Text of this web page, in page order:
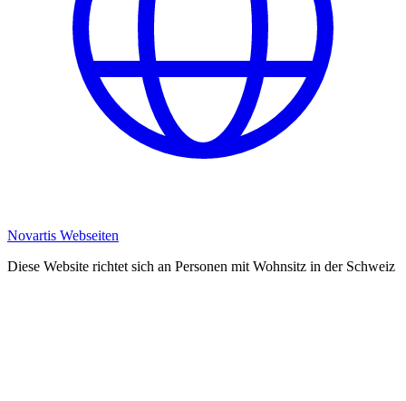
Novartis Webseiten
Diese Website richtet sich an Personen mit Wohnsitz in der Schweiz